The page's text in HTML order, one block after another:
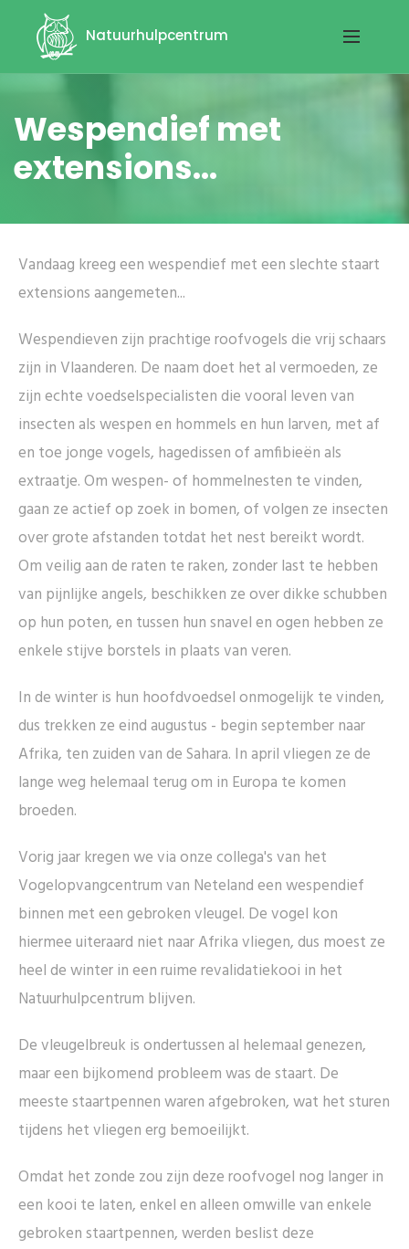
Natuurhulpcentrum
Wespendief met
extensions...
Vandaag kreeg een wespendief met een slechte staart
extensions aangemeten...
Wespendieven zijn prachtige roofvogels die vrij schaars
zijn in Vlaanderen. De naam doet het al vermoeden, ze
zijn echte voedselspecialisten die vooral leven van
insecten als wespen en hommels en hun larven, met af
en toe jonge vogels, hagedissen of amfibieën als
extraatje. Om wespen- of hommelnesten te vinden,
gaan ze actief op zoek in bomen, of volgen ze insecten
over grote afstanden totdat het nest bereikt wordt.
Om veilig aan de raten te raken, zonder last te hebben
van pijnlijke angels, beschikken ze over dikke schubben
op hun poten, en tussen hun snavel en ogen hebben ze
enkele stijve borstels in plaats van veren.
In de winter is hun hoofdvoedsel onmogelijk te vinden,
dus trekken ze eind augustus - begin september naar
Afrika, ten zuiden van de Sahara. In april vliegen ze de
lange weg helemaal terug om in Europa te komen
broeden.
Vorig jaar kregen we via onze collega's van het
Vogelopvangcentrum van Neteland een wespendief
binnen met een gebroken vleugel. De vogel kon
hiermee uiteraard niet naar Afrika vliegen, dus moest ze
heel de winter in een ruime revalidatiekooi in het
Natuurhulpcentrum blijven.
De vleugelbreuk is ondertussen al helemaal genezen,
maar een bijkomend probleem was de staart. De
meeste staartpennen waren afgebroken, wat het sturen
tijdens het vliegen erg bemoeilijkt.
Omdat het zonde zou zijn deze roofvogel nog langer in
een kooi te laten, enkel en alleen omwille van enkele
gebroken staartpennen, werden beslist deze